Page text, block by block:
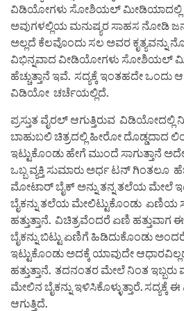
ವಿಡಿಯೋಗಳು ಸೋಶಿಯಲ್ ಮೀಡಿಯಾದಲ್ಲಿ
ಅವುಗಳಲ್ಲಿಯ ಮನುಷ್ಯರ ಸಾಹಸ ನೋಡಿ
ಅಲ್ಲದೆ ಕೆಲವೊಂದು ಸಲ ಅವರ ಕೃತ್ಯವನ್ನು
ವಿಭಿನ್ನವಾದ ವೀಡಿಯೋಗಳು ಸೋಶಿಯಲ್
ಹೆಚ್ಚುತ್ತಾನೆ ಇವೆ. ಸದ್ಯಕ್ಕೆ ಇಂತಹದೇ
ವಿಡಿಯೋ ಚರ್ಚೆಯಲ್ಲಿದೆ.
ಪ್ರಸ್ತುತ ವೈರಲ್ ಆಗುತ್ತಿರುವ ವಿಡಿಯೋದಲ್ಲಿ
ಬಾಹುಬಲಿ ಚಿತ್ರದಲ್ಲಿ ಹೀರೋ ದೊಡ್ಡದಾದ
ಇಟ್ಟುಕೊಂಡು ಹೇಗೆ ಮುಂದೆ ಸಾಗುತ್ತಾನೆ
ಒಬ್ಬ ವ್ಯಕ್ತಿ ಸುಮಾರು ಅರ್ಧ ಟನ್ ಗಿಂತಲೂ
ಮೋಟಾರ್ ಬೈಕ್ ಅನ್ನು ತನ್ನ ತಲೆಯ ಮೇಲೆ
ಬೈಕನ್ನು ತಲೆಯ ಮೇಲಿಟ್ಟುಕೊಂಡು
ಹತ್ತುತ್ತಾನೆ. ವಿಚಿತ್ರವೆಂದರೆ ಏಣಿ ಹತ್ತುವಾಗ ಈ
ಬೈಕನ್ನು ಬಿಟ್ಟು ಏಣಿಗೆ ಹಿಡಿದುಕೊಂಡು
ಇಟ್ಟುಕೊಂಡು ಅದಕ್ಕೆ ಯಾವುದೇ
ಹತ್ತುತ್ತಾನೆ. ತದನಂತರ ಮೇಲೆ ನಿಂತ ಇಬ್ಬರು
ಮೇಲಿನ ಬೈಕನ್ನು ಇಳಿಸಿಕೊಳ್ಳುತ್ತಾರೆ.
ಆಗುತ್ತಿದೆ.